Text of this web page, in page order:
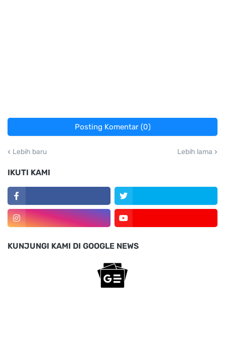
Posting Komentar (0)
Lebih baru Lebih lama
IKUTI KAMI
KUNJUNGI KAMI DI GOOGLE NEWS